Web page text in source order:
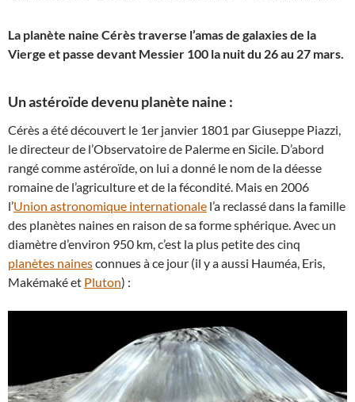
La planète naine Cérès traverse l’amas de galaxies de la
Vierge et passe devant Messier 100 la nuit du 26 au 27 mars.
Un astéroïde devenu planète naine :
Cérès a été découvert le 1er janvier 1801 par Giuseppe Piazzi,
le directeur de l’Observatoire de Palerme en Sicile. D’abord
rangé comme astéroïde, on lui a donné le nom de la déesse
romaine de l’agriculture et de la fécondité. Mais en 2006
l’Union astronomique internationale l’a reclassé dans la famille
des planètes naines en raison de sa forme sphérique. Avec un
diamètre d’environ 950 km, c’est la plus petite des cinq
planètes nainesconnues à ce jour (il y a aussi Hauméa, Eris,
Makémaké et Pluton) :